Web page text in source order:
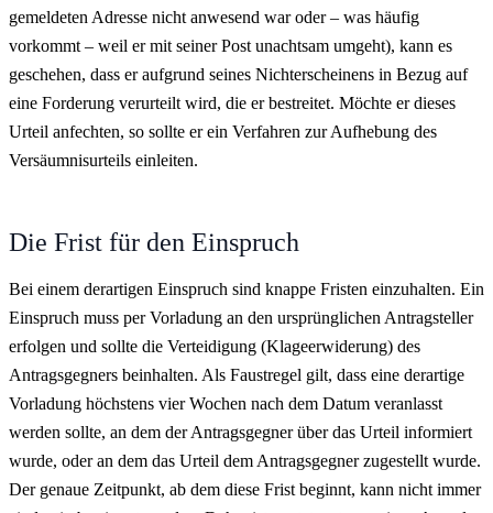
gemeldeten Adresse nicht anwesend war oder – was häufig
vorkommt – weil er mit seiner Post unachtsam umgeht), kann es
geschehen, dass er aufgrund seines Nichterscheinens in Bezug auf
eine Forderung verurteilt wird, die er bestreitet. Möchte er dieses
Urteil anfechten, so sollte er ein Verfahren zur Aufhebung des
Versäumnisurteils einleiten.
Die Frist für den Einspruch
Bei einem derartigen Einspruch sind knappe Fristen einzuhalten. Ein
Einspruch muss per Vorladung an den ursprünglichen Antragsteller
erfolgen und sollte die Verteidigung (Klageerwiderung) des
Antragsgegners beinhalten. Als Faustregel gilt, dass eine derartige
Vorladung höchstens vier Wochen nach dem Datum veranlasst
werden sollte, an dem der Antragsgegner über das Urteil informiert
wurde, oder an dem das Urteil dem Antragsgegner zugestellt wurde.
Der genaue Zeitpunkt, ab dem diese Frist beginnt, kann nicht immer